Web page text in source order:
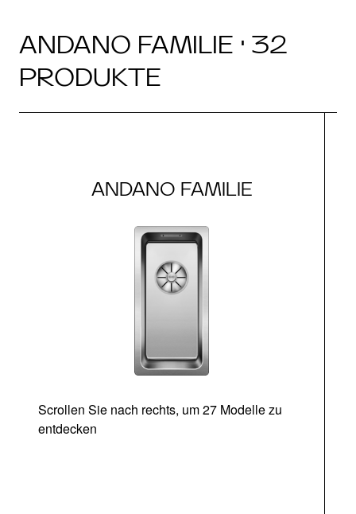
ANDANO FAMILIE · 32
PRODUKTE
ANDANO FAMILIE
Scrollen Sie nach rechts, um 27 Modelle zu
entdecken